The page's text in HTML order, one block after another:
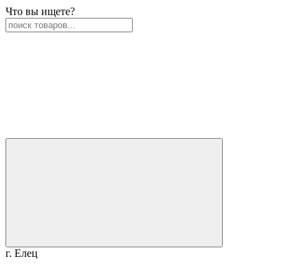
Что вы ищете?
г. Елец